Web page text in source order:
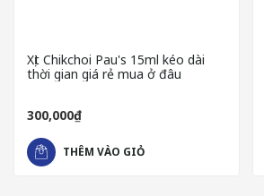
ƯU ĐIỂM LIFESTYLES
Xịt Chikchoi Pau's 15ml kéo dài
thời gian giá rẻ mua ở đâu
300,000₫
THÊM VÀO GIỎ